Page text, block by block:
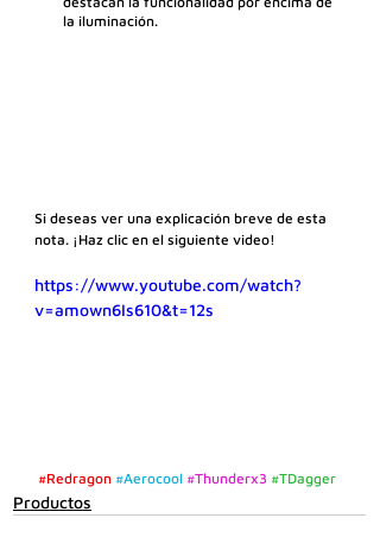
la iluminación.
Si deseas ver una explicación breve de esta
nota. ¡Haz clic en el siguiente video!
https://www.youtube.com/watch?
v=amown6Is610&t=12s
#Redragon #Aerocool #Thunderx3 #TDagger
Productos